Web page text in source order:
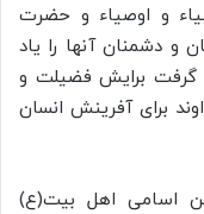
و اوصیاء و حضرت
دشمنان آنها را یاد
گرفت برایش فضیلت و
برای آفرینش انسان
اسامی اهل بیت(ع)